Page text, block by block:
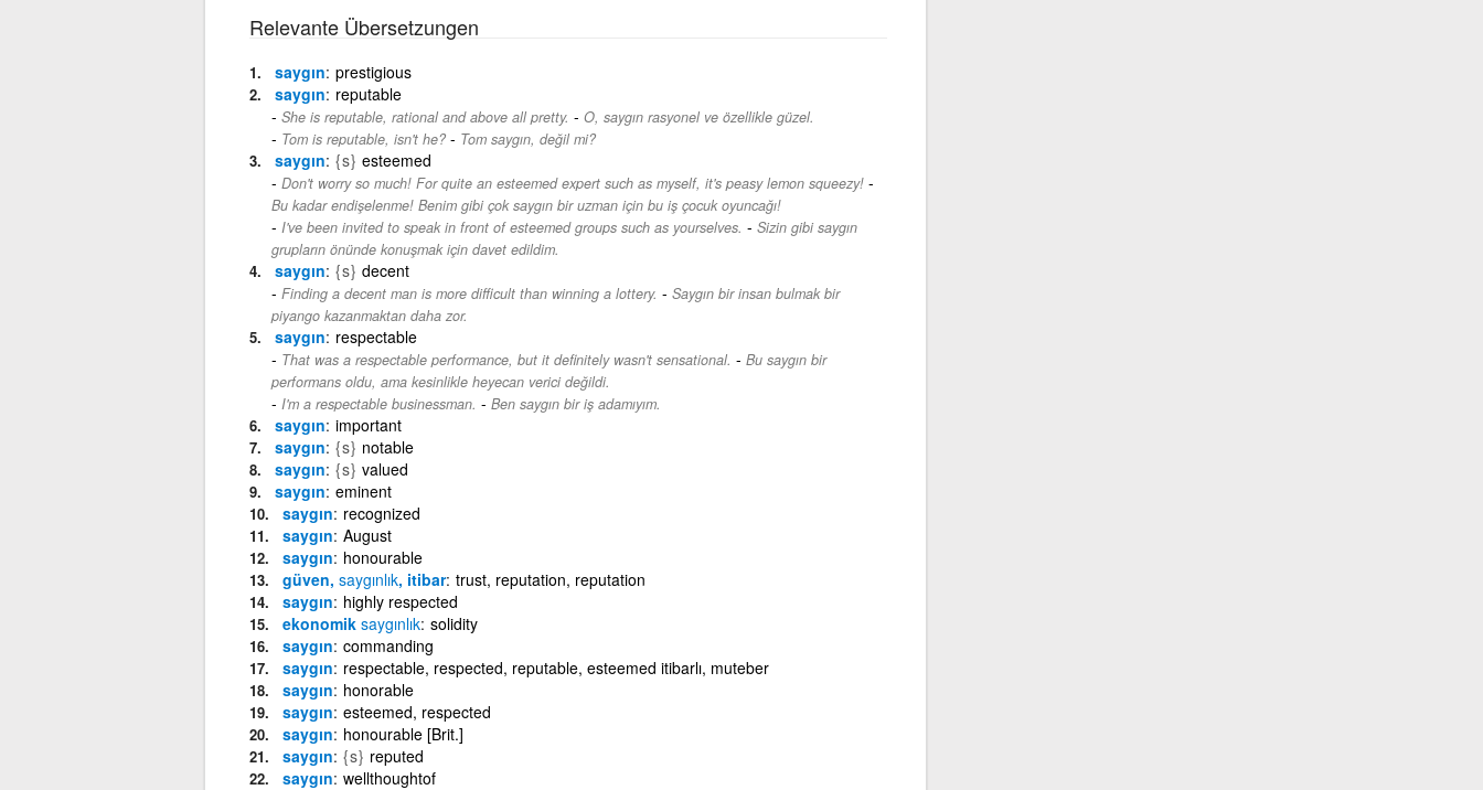
Relevante Übersetzungen
saygın prestigious
saygın reputable
She is reputable, rational and above all pretty. - O, saygın rasyonel ve özellikle güzel.
Tom is reputable, isn't he?- Tom saygın, değil mi?
saygın {s} esteemed
Don't worry so much! For quite an esteemed expert such as myself, it's peasy lemon squeezy!-
Bu kadar endişelenme! Benim gibi çok saygın bir uzman için bu iş çocuk oyuncağı!
I've been invited to speak in front of esteemed groups such as yourselves. - Sizin gibi saygın
grupların önünde konuşmak için davet edildim.
saygın {s} decent
Finding a decent man is more difficult than winning a lottery. - Saygın bir insan bulmak bir
piyango kazanmaktan daha zor.
saygın respectable
That was a respectable performance, but it definitely wasn't sensational. - Bu saygın bir
performans oldu, ama kesinlikle heyecan verici değildi.
I'm a respectable businessman. - Ben saygın bir iş adamıyım.
saygın important
saygın {s} notable
saygın {s} valued
saygın eminent
saygın recognized
saygın August
saygın honourable
güven, saygınlık, itibar trust, reputation, reputation
saygın highly respected
ekonomik saygınlık solidity
saygın commanding
saygın respectable, respected, reputable, esteemed itibarlı, muteber
saygın honorable
saygın esteemed, respected
saygın honourable [Brit.]
saygın {s} reputed
saygın wellthoughtof